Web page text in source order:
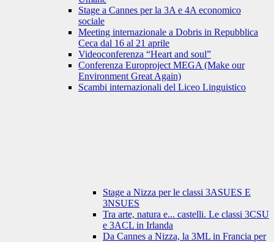
Stage a Cannes per la 3A e 4A economico
sociale
Meeting internazionale a Dobris in Repubblica
Ceca dal 16 al 21 aprile
Videoconferenza “Heart and soul”
Conferenza Europroject MEGA (Make our
Environment Great Again)
Scambi internazionali del Liceo Linguistico
Stage a Nizza per le classi 3ASUES E
3NSUES
Tra arte, natura e... castelli. Le classi 3CSU
e 3ACL in Irlanda
Da Cannes a Nizza, la 3ML in Francia per